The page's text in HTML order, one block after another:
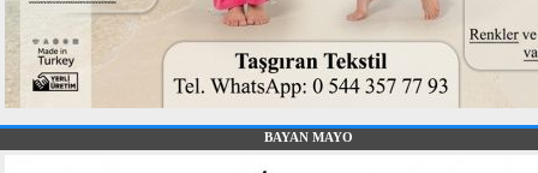
BAYAN MAYO